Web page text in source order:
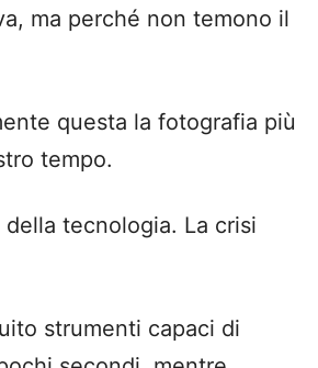
ma perché non temono il
questa la fotografia più
tempo.
della tecnologia. La crisi
strumenti capaci di